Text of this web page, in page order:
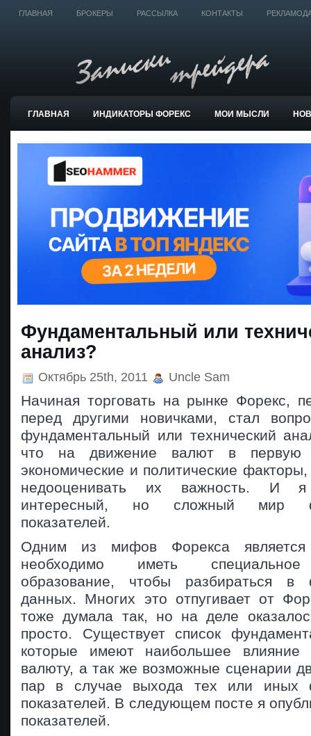
ГЛАВНАЯ БРОКЕРЫ РАССЫЛКА КОНТАКТЫ
ГЛАВНАЯ ИНДИКАТОРЫ ФОРЕКС МОИ МЫСЛИ
ТОРГОВЫЕ СИСТЕМЫ
Фундаментальный или
анализ?
Октябрь 25th, 2011 Uncle Sam
Начиная торговать на рынке Форекс,
перед другими новичками, стал
фундаментальный или технический
что на движение валют в первую
экономические и политические
недооценивать их важность. И я
интересный, но сложный мир
показателей.
Одним из мифов Форекса
необходимо иметь специальное
образование, чтобы разбираться в
данных. Многих это отпугивает от
тоже думала так, но на деле
просто. Существует список
которые имеют наибольшее
валюту, а так же возможные сценарии
пар в случае выхода тех или иных
показателей. В следующем посте я
показателей.